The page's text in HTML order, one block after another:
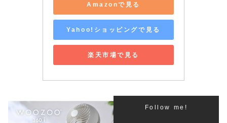
Amazonで見る
Yahoo!ショッピングで見る
楽天市場で見る
Follow me!